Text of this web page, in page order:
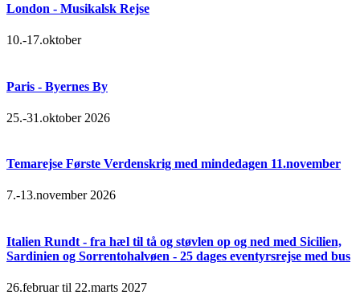
London - Musikalsk Rejse
10.-17.oktober
Paris - Byernes By
25.-31.oktober 2026
Temarejse Første Verdenskrig med mindedagen 11.november
7.-13.november 2026
Italien Rundt - fra hæl til tå og støvlen op og ned med Sicilien,
Sardinien og Sorrentohalvøen - 25 dages eventyrsrejse med bus
26.februar til 22.marts 2027